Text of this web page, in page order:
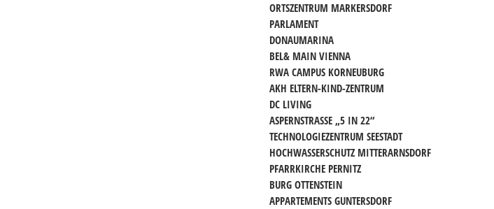
ORTSZENTRUM MARKERSDORF
PARLAMENT
DONAUMARINA
BEL& MAIN VIENNA
RWA CAMPUS KORNEUBURG
AKH ELTERN-KIND-ZENTRUM
DC LIVING
ASPERNSTRASSE „5 IN 22“
TECHNOLOGIEZENTRUM SEESTADT
HOCHWASSERSCHUTZ MITTERARNSDORF
PFARRKIRCHE PERNITZ
BURG OTTENSTEIN
APPARTEMENTS GUNTERSDORF